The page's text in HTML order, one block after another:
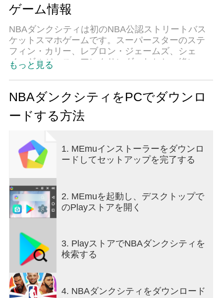
ゲーム情報
NBAダンクシティは初のNBA公認ストリートバス
ケットスマホゲームです。スーパースターのステ
フィン・カリー、レブロン・ジェームズ、シェ
イ・ギルジャス＝アレクサンダーたちと一緒に、
30チーム・多数のNBA選手から自由に選択可能。
11点マッチ、フルコート5on5、ランキングマッチ
など多彩なモードで楽しめます。さらにソーシャ
ストリートバスケット対戦に挑戦できます。選手
の自由育成やカスタマイズも可能で、NBAユニフ
ォームやクールなファッションでお気に入りの選
手を自分だけのスタイルにコーディネートできま
今すぐNBAダンクシティに参加して、仲間と一緒
に最先端のNBAストリートバスケット体験を楽し
【NBA公認ゲーム、ストリートバスケ】
National Basketball Association公認。お気に入りの
ングスリー、ダンクオーバー、ステップバック・
ミドルシュートなど、多彩なアクションと繊細な
もっと見る
NBAダンクシティをPCでダウンロ
ードする方法
1. MEmuインストーラーをダウンロ
ードしてセットアップを完了する
2. MEmuを起動し、デスクトップで
のPlayストアを開く
3. PlayストアでNBAダンクシティを
検索する
4. NBAダンクシティをダウンロード